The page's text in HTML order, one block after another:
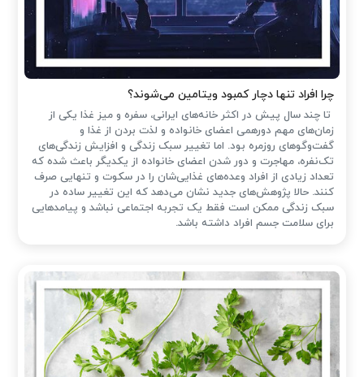
چرا افراد تنها دچار کمبود ویتامین می‌شوند؟
تا چند سال پیش در اکثر خانه‌های ایرانی، سفره و میز غذا یکی از
زمان‌های مهم دورهمی اعضای خانواده و لذت بردن از غذا و
گفت‌وگوهای روزمره بود. اما تغییر سبک زندگی و افزایش زندگی‌های
تک‌نفره، مهاجرت و دور شدن اعضای خانواده از یکدیگر باعث شده که
تعداد زیادی از افراد وعده‌های غذایی‌شان را در سکوت و تنهایی صرف
کنند. حالا پژوهش‌های جدید نشان می‌دهد که این تغییر ساده در
سبک زندگی ممکن است فقط یک تجربه اجتماعی نباشد و پیامدهایی
برای سلامت جسم افراد داشته باشد.